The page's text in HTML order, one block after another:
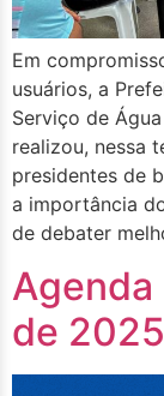
Em
usuários, a
Serviço de
realizou, nessa
presidentes de
a importância
de debater
Agenda
de 2025